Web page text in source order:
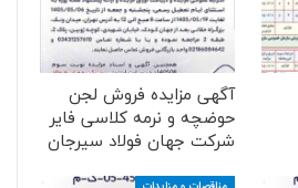
آگهی مزایده فروش لجن
حوضچه و نرمه کلاسی فایر
شرکت جهان فولاد سیرجان